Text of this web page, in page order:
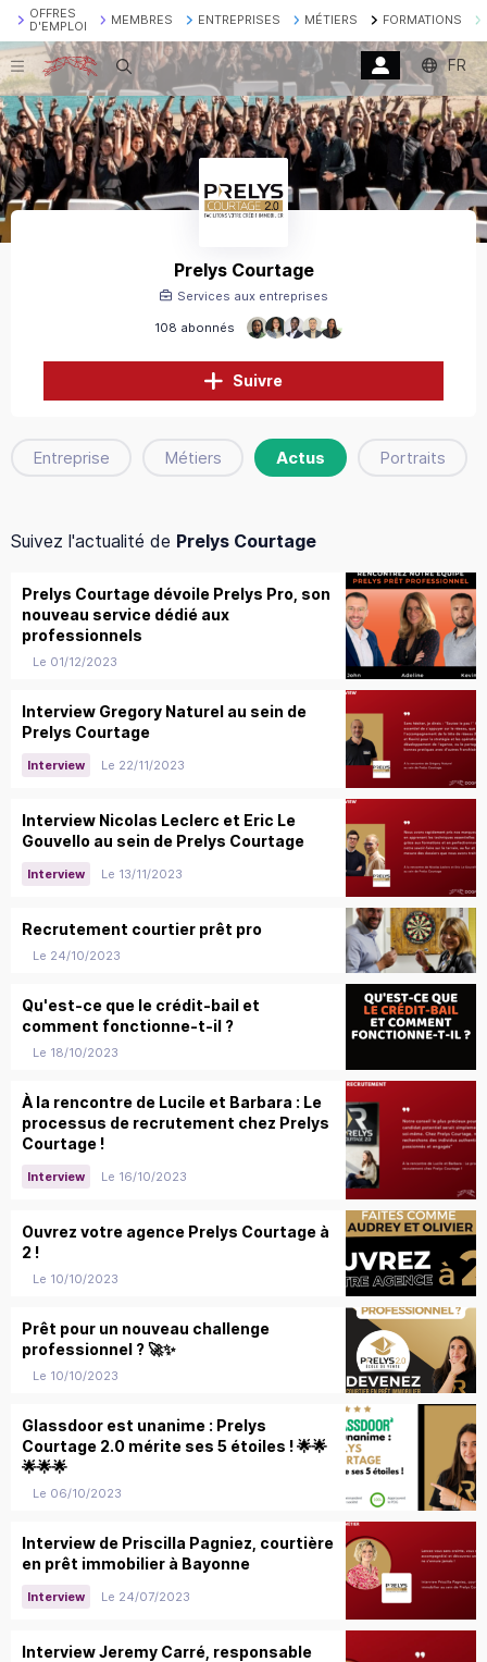
OFFRES
D'EMPLOI
MEMBRES ENTREPRISES MÉTIERS FORMATIONS
Recherche FR
Prelys Courtage
108 abonnés
Services aux entreprises
Suivre
Entreprise Métiers Actus Portraits
Suivez l'actualité de Prelys Courtage
Prelys Courtage dévoile Prelys Pro, son
nouveau service dédié aux
professionnels
Le 01/12/2023
Interview Gregory Naturel au sein de
Prelys Courtage
Interview Le 22/11/2023
Interview Nicolas Leclerc et Eric Le
Gouvello au sein de Prelys Courtage
Interview Le 13/11/2023
Recrutement courtier prêt pro
Le 24/10/2023
Qu'est-ce que le crédit-bail et
comment fonctionne-t-il ?
Le 18/10/2023
À la rencontre de Lucile et Barbara : Le
processus de recrutement chez Prelys
Courtage !
Interview Le 16/10/2023
Ouvrez votre agence Prelys Courtage à
2 !
Le 10/10/2023
Prêt pour un nouveau challenge
professionnel ? 🚀✨
Le 10/10/2023
Glassdoor est unanime : Prelys
Courtage 2.0 mérite ses 5 étoiles ! 🌟🌟
🌟🌟🌟
Le 06/10/2023
Interview de Priscilla Pagniez, courtière
en prêt immobilier à Bayonne
Interview Le 24/07/2023
Interview Jeremy Carré, responsable